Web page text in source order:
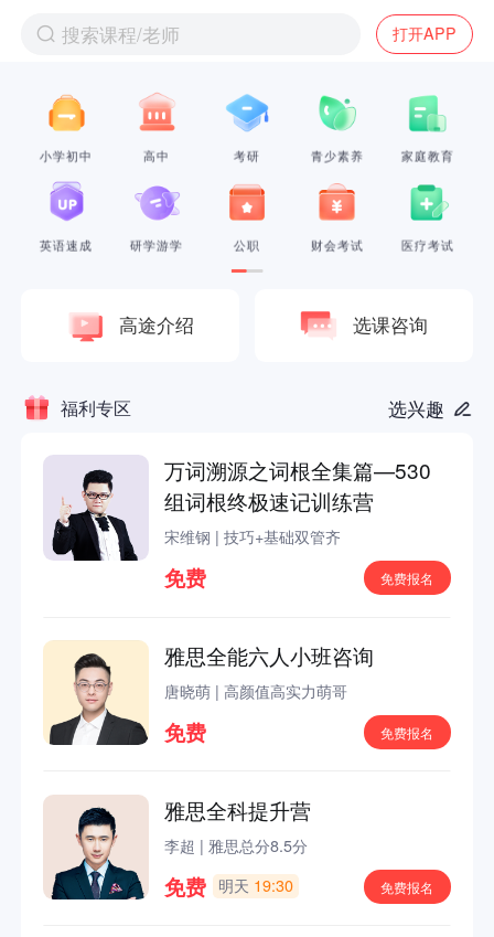
搜索课程/老师 打开APP
小学初中 高中 考研 青少素养 家庭教育
英语速成 研学游学 公职 财会考试 医疗考试
高途介绍 选课咨询
福利专区 选兴趣
万词溯源之词根全集篇—530
组词根终极速记训练营
宋维钢 | 技巧+基础双管齐
免费 免费报名
雅思全能六人小班咨询
唐晓萌 | 高颜值高实力萌哥
免费 免费报名
雅思全科提升营
李超 | 雅思总分8.5分
免费 明天 19:30 免费报名